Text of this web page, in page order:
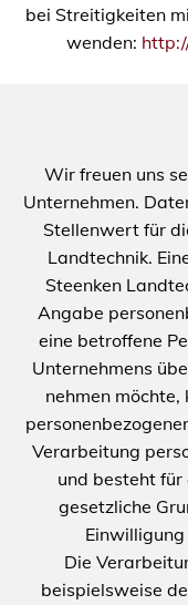
bei Streitigkeiten
wenden:
Wir freuen uns
Unternehmen.
Stellenwert für
Landtechnik.
Steenken
Angabe
eine betroffene
Unternehmens
nehmen
Verarbeitung
und besteht für
gesetzliche
Die
beispielsweise